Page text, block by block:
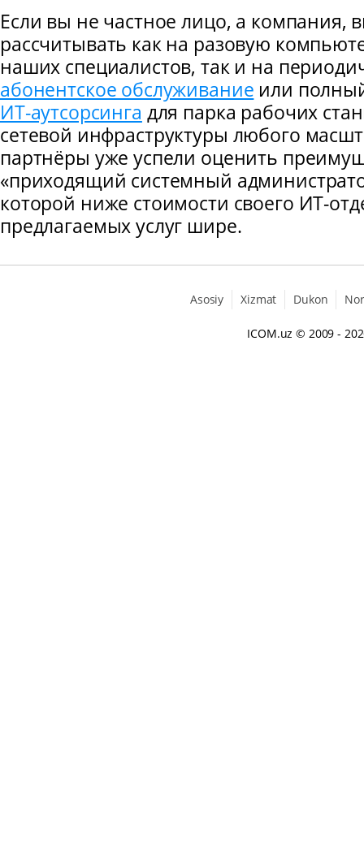
Если вы не частное лицо, а компания,
рассчитывать как на разовую
наших специалистов, так и на
абонентское обслуживание или
ИТ-аутсорсинга для парка рабочих
сетевой инфраструктуры любого
партнёры уже успели оценить
«приходящий системный
которой ниже стоимости своего ИТ-
предлагаемых услуг шире.
Asosiy Xizmat Dukon
ICOM.uz © 2009 -